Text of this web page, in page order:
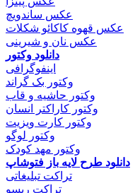
عکس ساندویچ
عکس قهوه کاکائو شکلات
عکس نان و شیرینی
دانلود وکتور
اینفوگرافی
وکتور بک گراند
وکتور حاشیه و قاب
وکتور کاراکتر انسان
وکتور کارت ویزیت
وکتور لوگو
وکتور مهد کودک
دانلود طرح لایه باز فتوشاپ
تراکت تبلیغاتی
تراکت ریسو